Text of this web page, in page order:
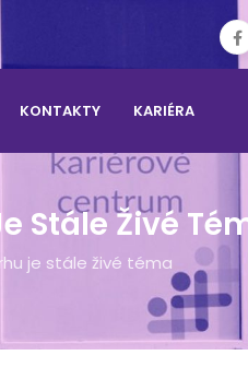
KONTAKTY KARIÉRA
Stále Živé
je stále živé téma